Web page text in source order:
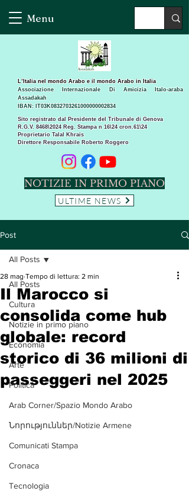
Menu
Sito registrato dal Presidente del Tribunale di Genova
R.G.V. 8468\2024 Reg. Stampa n 16\24 cron.61\24 ​
Proprietario Talal Khrais
Direttore Responsabile Roberto Roggero
L’Italia nel mondo Arabo e il mondo Arabo in Italia
Associazione Internazionale Di Amicizia Italo-araba
Assadakah
IBAN: IT03K0832703261000000002834
NOTIZIE IN PRIMO PIANO
ULTIME NEWS
Post
All Posts
Cultura
Notizie in primo piano
Economia
Arte
Politica
Arab Corner/Spazio Mondo Arabo
Նորություններ/Notizie Armene
Comunicati Stampa
Cronaca
Tecnologia
All Posts
Il Marocco si
consolida come hub
globale: record
storico di 36 milioni di
passeggeri nel 2025
28 mag Tempo di lettura: 2 min